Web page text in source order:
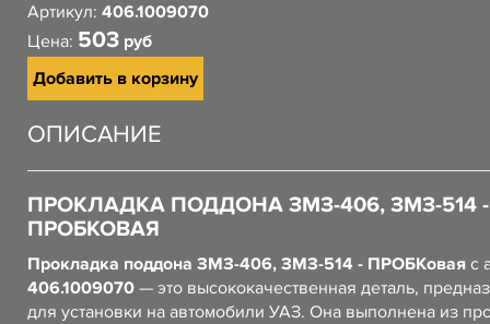
Артикул: 406.1009070
Цена: 503 руб
Добавить в корзину
ОПИСАНИЕ
ПРОКЛАДКА ПОДДОНА ЗМЗ-406, ЗМЗ-514 -
ПРОБКОВАЯ
Прокладка поддона ЗМЗ-406, ЗМЗ-514 - ПРОБКовая с
406.1009070 — это высококачественная деталь,
для установки на автомобили УАЗ. Она выполнена из